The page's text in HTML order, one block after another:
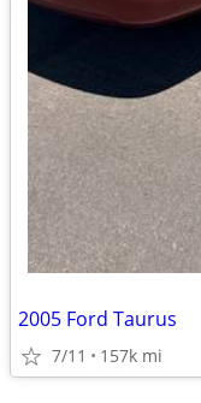
2005 Ford Taurus
7/11 157k mi